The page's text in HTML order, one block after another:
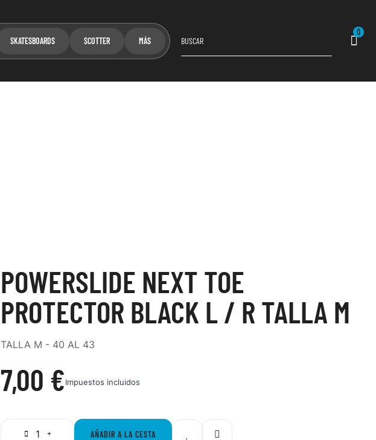
SKATESBOARDS SCOTTER MÁS
0
POWERSLIDE NEXT TOE
PROTECTOR BLACK L / R TALLA M
TALLA M - 40 AL 43
7,00 €Impuestos incluidos
AÑADIR A LA CESTA